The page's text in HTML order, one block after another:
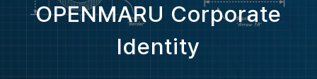
OPENMARU Corporate
Identity